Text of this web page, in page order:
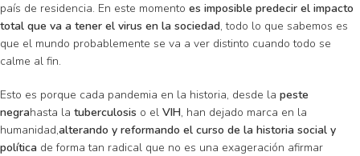
país de residencia. En este momento es imposible predecir el impacto
total que va a tener el virus en la sociedad, todo lo que sabemos es
que el mundo probablemente se va a ver distinto cuando todo se
calme al fin.
Esto es porque cada pandemia en la historia, desde la peste
negrahasta la tuberculosis o el VIH, han dejado marca en la
humanidad,alterando y reformando el curso de la historia social y
política de forma tan radical que no es una exageración afirmar